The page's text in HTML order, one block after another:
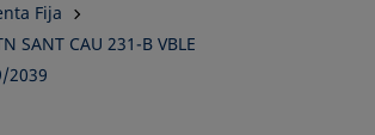
Fija
SANT CAU 231-B VBLE
2039